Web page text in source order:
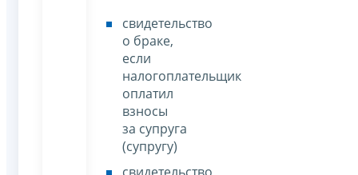
свидетельство
о браке,
если
налогоплательщик
оплатил
взносы
за супруга
(супругу)